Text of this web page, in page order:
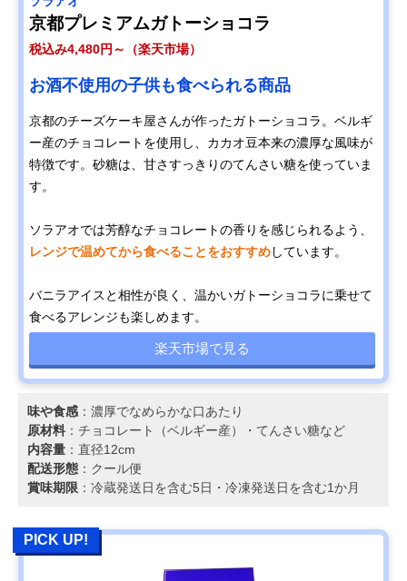
京都プレミアムガトーショコラ
税込み4,480円～（楽天市場）
お酒不使用の子供も食べられる商品
京都のチーズケーキ屋さんが作ったガトーショコラ。ベルギ
ー産のチョコレートを使用し、カカオ豆本来の濃厚な風味が
特徴です。砂糖は、甘さすっきりのてんさい糖を使っていま
す。
ソラアオでは芳醇なチョコレートの香りを感じられるよう、
レンジで温めてから食べることをおすすめしています。
バニラアイスと相性が良く、温かいガトーショコラに乗せて
食べるアレンジも楽しめます。
楽天市場で見る
味や食感 ：濃厚でなめらかな口あたり
原材料 ：チョコレート（ベルギー産）・てんさい糖など
内容量 ：直径12cm
配送形態 ：クール便
賞味期限 ：冷蔵発送日を含む5日・冷凍発送日を含む1か月
PICK UP!